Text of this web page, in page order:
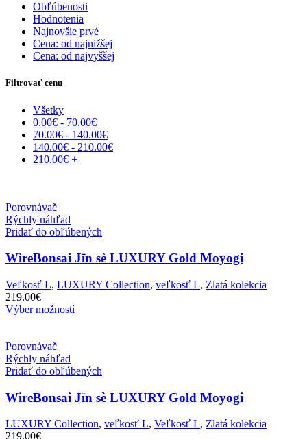
Obľúbenosti
Hodnotenia
Najnovšie prvé
Cena: od najnižšej
Cena: od najvyššej
Filtrovať cenu
Všetky
0.00€ - 70.00€
70.00€ - 140.00€
140.00€ - 210.00€
210.00€ +
Porovnávač
Rýchly náhľad
Pridať do obľúbených
WireBonsai Jīn sè LUXURY Gold Moyogi
Veľkosť L, LUXURY Collection, veľkosť L, Zlatá kolekcia
219.00€
Výber možností
Porovnávač
Rýchly náhľad
Pridať do obľúbených
WireBonsai Jīn sè LUXURY Gold Moyogi
LUXURY Collection, veľkosť L, Veľkosť L, Zlatá kolekcia
219.00€